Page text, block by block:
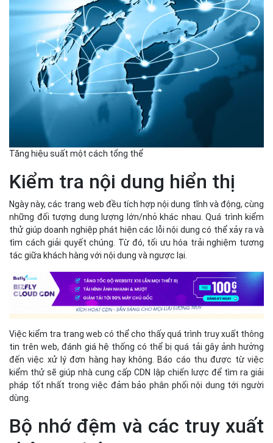
Tăng hiệu suất một cách tổng thể
Kiểm tra nội dung hiển thị
Ngày này, các trang web đều tích hợp nội dung tĩnh và động, cùng
những đối tượng dung lượng lớn/nhỏ khác nhau. Quá trình kiểm
thử giúp doanh nghiệp phát hiện các lỗi nội dung có thể xảy ra và
tìm cách giải quyết chúng. Từ đó, tối ưu hóa trải nghiệm tương
tác giữa khách hàng với nội dung và ngược lại.
Việc kiểm tra trang web có thể cho thấy quá trình truy xuất thông
tin trên web, đánh giá hệ thống có thể bị quá tải gây ảnh hưởng
đến việc xử lý đơn hàng hay không. Báo cáo thu được từ việc
kiểm thử sẽ giúp nhà cung cấp CDN lập chiến lược để tìm ra giải
pháp tốt nhất trong việc đảm bảo phân phối nội dung tới người
dùng.
Bộ nhớ đệm và các truy xuất